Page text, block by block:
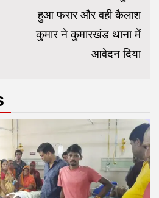
हुआ फरार और वही कैलाश
कुमार ने कुमारखंड थाना में
आवेदन दिया